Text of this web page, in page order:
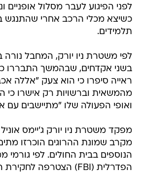
לפני הפיגוע לעבר מסלול אופניים
כשיצא מכלי הרכב אחרי שהתנגש
תלמידים.
לפי משטרת ניו יורק, המחבל נורה
בשני אקדחים, שבהמשך התבררו
ראייה סיפרו כי הוא צעק "אללה
מהמשאית וברשויות רק אישרו כי
ואופי הפעולה שלו "מתיישבים עם
מפקד משטרת ניו יורק ג'יימס
מקרב שמונת ההרוגים הוכרזו
הנוספים בבית החולים. לפי
הפדרלית (FBI) הצטרפה לחקירת המקרה.